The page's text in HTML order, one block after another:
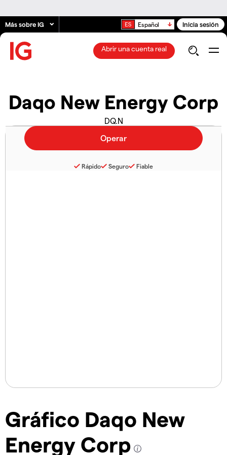
Más sobre IG Español Inicia sesión
Abrir una cuenta real
Daqo New Energy Corp
DQ.N
Gráfico Daqo New
Energy Corp
Rápido Seguro Fiable